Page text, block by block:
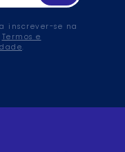
inscrever-se na
Termos e
.